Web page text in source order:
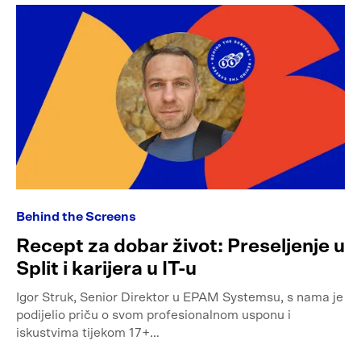
Behind the Screens
Recept za dobar život: Preseljenje u
Split i karijera u IT-u
Igor Struk, Senior Direktor u EPAM Systemsu, s nama je
podijelio priču o svom profesionalnom usponu i
iskustvima tijekom 17+…